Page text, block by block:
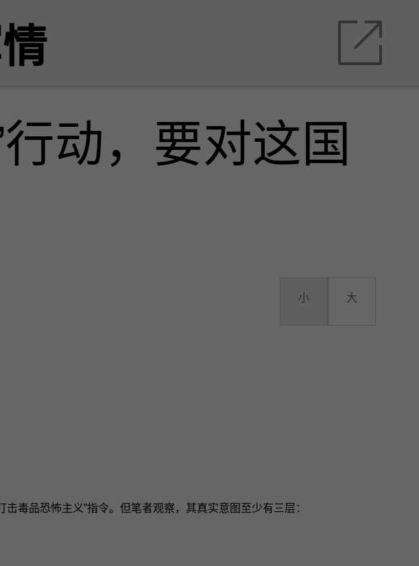
动，要对这国
小 大
毒品恐怖主义”指令。但笔者观察，其真实意图至少有三层：